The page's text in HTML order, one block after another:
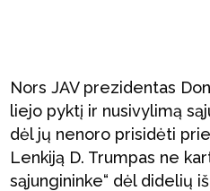
Nors JAV prezidentas
liejo pyktį ir nusivylimą
dėl jų nenoro prisidėti
Lenkiją D. Trumpas ne
sąjungininke“ dėl didelių